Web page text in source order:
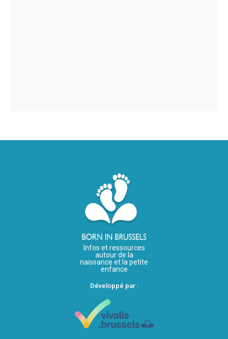
Infos et ressources
autour de la
naissance et la petite
enfance
Développé par :